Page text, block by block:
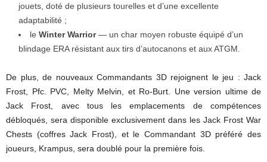
jouets, doté de plusieurs tourelles et d’une excellente
adaptabilité ;
le Winter Warrior— un char moyen robuste équipé d’un
blindage ERA résistant aux tirs d’autocanons et aux ATGM.
De plus, de nouveaux Commandants 3D rejoignent le jeu : Jack
Frost, Pfc. PVC, Melty Melvin, et Ro-Burt. Une version ultime de
Jack Frost, avec tous les emplacements de compétences
débloqués, sera disponible exclusivement dans les Jack Frost War
Chests (coffres Jack Frost), et le Commandant 3D préféré des
joueurs, Krampus, sera doublé pour la première fois.